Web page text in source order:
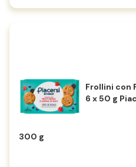
Frollini con
6 x 50 g
300 g